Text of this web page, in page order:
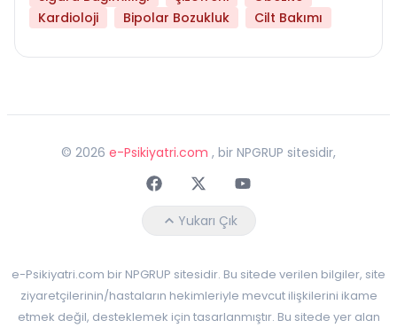
Kardioloji
Bipolar Bozukluk Cilt Bakımı
© 2026 e-Psikiyatri.com , bir NPGRUP sitesidir,
FaceebokTwitterYoutube
Yukarı Çık
e-Psikiyatri.com bir NPGRUP sitesidir. Bu sitede verilen bilgiler, site
ziyaretçilerinin/hastaların hekimleriyle mevcut ilişkilerini ikame
etmek değil, desteklemek için tasarlanmıştır. Bu sitede yer alan